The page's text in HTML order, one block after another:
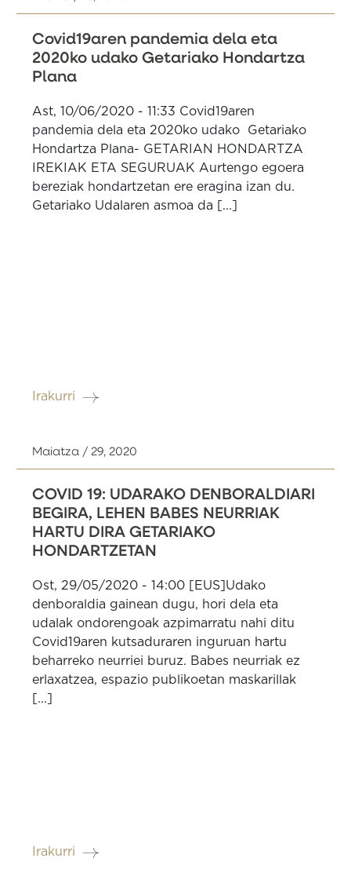
Covid19aren pandemia dela eta
2020ko udako Getariako Hondartza
Plana
Ast, 10/06/2020 - 11:33 Covid19aren
pandemia dela eta 2020ko udako Getariako
Hondartza Plana- GETARIAN HONDARTZA
IREKIAK ETA SEGURUAK Aurtengo egoera
bereziak hondartzetan ere eragina izan du.
Getariako Udalaren asmoa da [...]
Irakurri
Maiatza / 29, 2020
COVID 19: UDARAKO DENBORALDIARI
BEGIRA, LEHEN BABES NEURRIAK
HARTU DIRA GETARIAKO
HONDARTZETAN
Ost, 29/05/2020 - 14:00 [EUS]Udako
denboraldia gainean dugu, hori dela eta
udalak ondorengoak azpimarratu nahi ditu
Covid19aren kutsaduraren inguruan hartu
beharreko neurriei buruz. Babes neurriak ez
erlaxatzea, espazio publikoetan maskarillak
[...]
Irakurri